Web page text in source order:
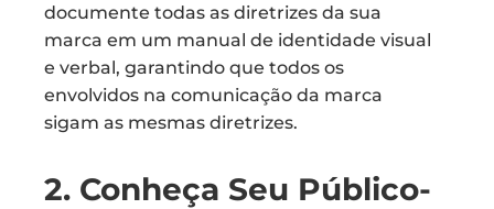
documente todas as diretrizes da sua
marca em um manual de identidade visual
e verbal, garantindo que todos os
envolvidos na comunicação da marca
sigam as mesmas diretrizes.
2. Conheça Seu Público-